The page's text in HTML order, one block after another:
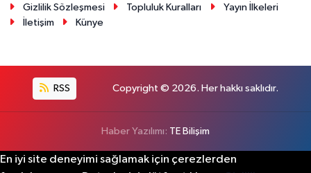
Gizlilik Sözleşmesi Topluluk Kuralları
Yayın İlkeleri
İletişim
Künye
RSS Copyright © 2026. Her hakkı saklıdır.
Haber Yazılımı: TE Bilişim
En iyi site deneyimi sağlamak için çerezlerden